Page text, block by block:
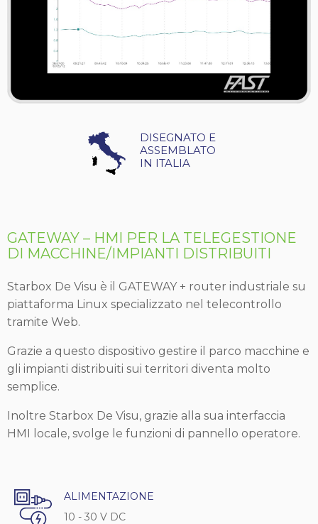
GATEWAY – HMI PER LA TELEGESTIONE
DI MACCHINE/IMPIANTI DISTRIBUITI
Starbox De Visu è il GATEWAY + router industriale su
piattaforma Linux specializzato nel telecontrollo
tramite Web.
Grazie a questo dispositivo gestire il parco macchine e
gli impianti distribuiti sui territori diventa molto
semplice.
Inoltre Starbox De Visu, grazie alla sua interfaccia
HMI locale, svolge le funzioni di pannello operatore.
DISEGNATO E
ASSEMBLATO
IN ITALIA
ALIMENTAZIONE
10 - 30 V DC